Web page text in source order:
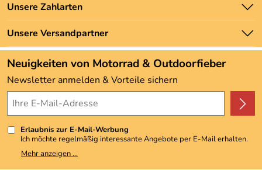
Newsletter
Zahlung und Versand
Unsere Bestseller
Marken
Neu
Angebote
Kundenbewertungen (3.493)
4,9/5*****
Unsere Zahlarten
Unsere Versandpartner
Neuigkeiten von Motorrad & Outdoorfieber
Newsletter anmelden & Vorteile sichern
Erlaubnis zur E-Mail-Werbung
Ich möchte regelmäßig interessante Angebote per E-Mail erhalten.
Meine E-Mail-Adresse wird nicht an andere Unternehmen
weitergegeben. Zu statistischen Zwecken wird in anonymer Form
Mehr anzeigen ...